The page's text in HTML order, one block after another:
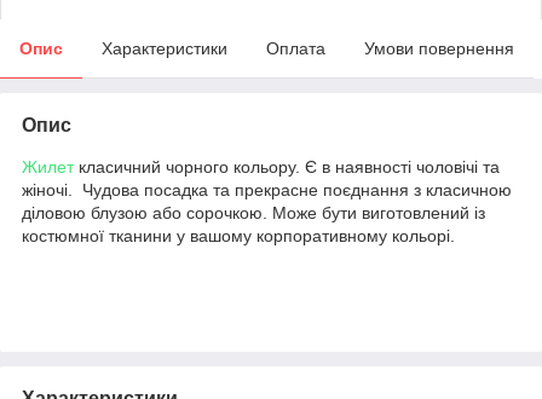
Опис Характеристики Оплата Умови повернення
Опис
Жилеткласичний чорного кольору. Є в наявності чоловічі та
жіночі. Чудова посадка та прекрасне поєднання з класичною
діловою блузою або сорочкою. Може бути виготовлений із
костюмної тканини у вашому корпоративному кольорі.